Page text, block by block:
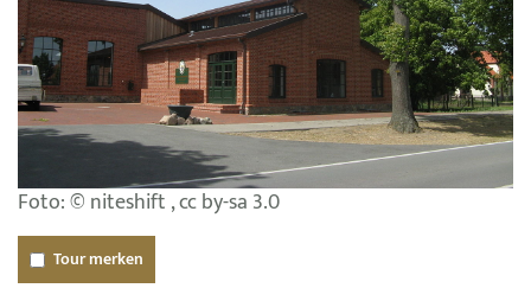
Foto: © niteshift , cc by-sa 3.0
Tour merken